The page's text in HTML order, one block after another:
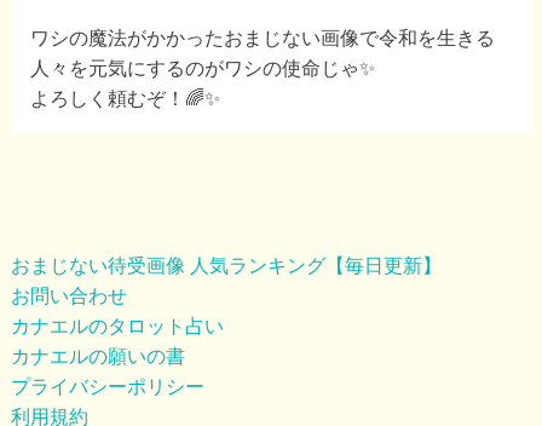
ワシの魔法がかかったおまじない画像で令和を生きる
人々を元気にするのがワシの使命じゃ✨
よろしく頼むぞ！🌈✨
おまじない待受画像 人気ランキング【毎日更新】
お問い合わせ
カナエルのタロット占い
カナエルの願いの書
プライバシーポリシー
利用規約